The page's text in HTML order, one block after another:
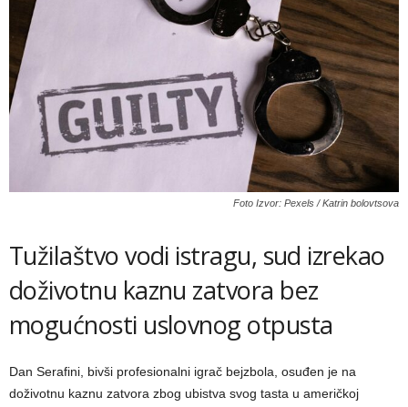
Foto Izvor: Pexels / Katrin bolovtsova
Tužilaštvo vodi istragu, sud izrekao
doživotnu kaznu zatvora bez
mogućnosti uslovnog otpusta
Dan Serafini, bivši profesionalni igrač bejzbola, osuđen je na
doživotnu kaznu zatvora zbog ubistva svog tasta u američkoj